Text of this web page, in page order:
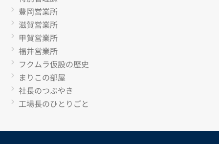
豊岡営業所
滋賀営業所
甲賀営業所
福井営業所
フクムラ仮設の歴史
まりこの部屋
社長のつぶやき
工場長のひとりごと